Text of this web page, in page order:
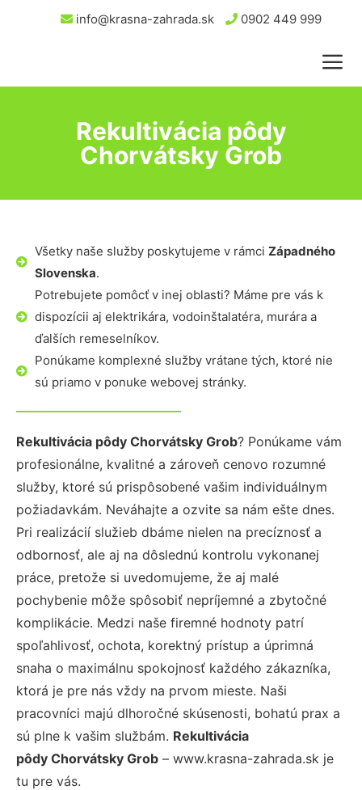
info@krasna-zahrada.sk 0902 449 999
Rekultivácia pôdy
Chorvátsky Grob
Všetky naše služby poskytujeme v rámci Západného
Slovenska.
Potrebujete pomôcť v inej oblasti? Máme pre vás k
dispozícii aj elektrikára, vodoinštalatéra, murára a
ďalších remeselníkov.
Ponúkame komplexné služby vrátane tých, ktoré nie
sú priamo v ponuke webovej stránky.
Rekultivácia pôdy Chorvátsky Grob? Ponúkame vám
profesionálne, kvalitné a zároveň cenovo rozumné
služby, ktoré sú prispôsobené vašim individuálnym
požiadavkám. Neváhajte a ozvite sa nám ešte dnes.
Pri realizácií služieb dbáme nielen na precíznosť a
odbornosť, ale aj na dôslednú kontrolu vykonanej
práce, pretože si uvedomujeme, že aj malé
pochybenie môže spôsobiť nepríjemné a zbytočné
komplikácie. Medzi naše firemné hodnoty patrí
spoľahlivosť, ochota, korektný prístup a úprimná
snaha o maximálnu spokojnosť každého zákazníka,
ktorá je pre nás vždy na prvom mieste. Naši
pracovníci majú dlhoročné skúsenosti, bohatú prax a
sú plne k vašim službám. Rekultivácia
pôdy Chorvátsky Grob – www.krasna-zahrada.sk je
tu pre vás.